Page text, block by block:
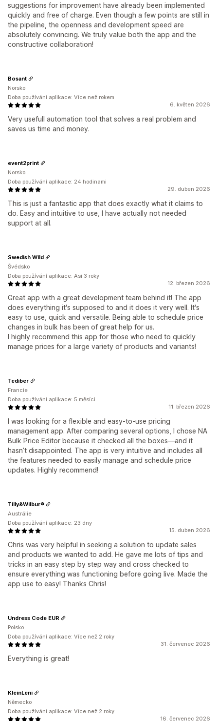
suggestions for improvement have already been implemented
quickly and free of charge. Even though a few points are still in
the pipeline, the openness and development speed are
absolutely convincing. We truly value both the app and the
constructive collaboration!
6. květen 2026
Very usefull automation tool that solves a real problem and
saves us time and money.
Bosant
Norsko
Doba používání aplikace: Více než rokem
29. duben 2026
This is just a fantastic app that does exactly what it claims to
do. Easy and intuitive to use, I have actually not needed
support at all.
event2print
Norsko
Doba používání aplikace: 24 hodinami
12. březen 2026
Great app with a great development team behind it! The app
does everything it's supposed to and it does it very well. It's
easy to use, quick and versatile. Being able to schedule price
changes in bulk has been of great help for us.
I highly recommend this app for those who need to quickly
manage prices for a large variety of products and variants!
Swedish Wild
Švédsko
Doba používání aplikace: Asi 3 roky
11. březen 2026
I was looking for a flexible and easy-to-use pricing
management app. After comparing several options, I chose NA
Bulk Price Editor because it checked all the boxes—and it
hasn’t disappointed. The app is very intuitive and includes all
the features needed to easily manage and schedule price
updates. Highly recommend!
Tediber
Francie
Doba používání aplikace: 5 měsíci
15. duben 2026
Chris was very helpful in seeking a solution to update sales
and products we wanted to add. He gave me lots of tips and
tricks in an easy step by step way and cross checked to
ensure everything was functioning before going live. Made the
app use to easy! Thanks Chris!
Tilly&Wilbur®
Austrálie
Doba používání aplikace: 23 dny
31. červenec 2026
Everything is great!
Undress Code EUR
Polsko
Doba používání aplikace: Více než 2 roky
16. červenec 2026
KleinLeni
Německo
Doba používání aplikace: Více než 2 roky